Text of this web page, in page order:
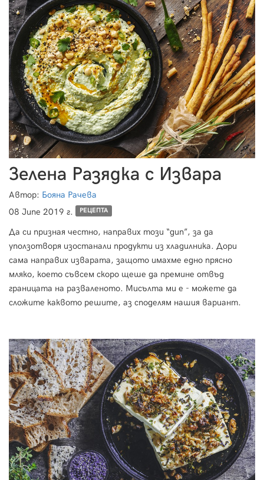
Зелена Разядка с Извара
Автор: Бояна Рачева
08 June 2019 г.
РЕЦЕПТА
Да си призная честно, направих този “дип”, за да
уползотворя изостанали продукти из хладилника. Дори
сама направих изварата, защото имахме едно прясно
мляко, което съвсем скоро щеше да премине отвъд
границата на разваленото. Мисълта ми е - можете да
сложите каквото решите, аз споделям нашия вариант.